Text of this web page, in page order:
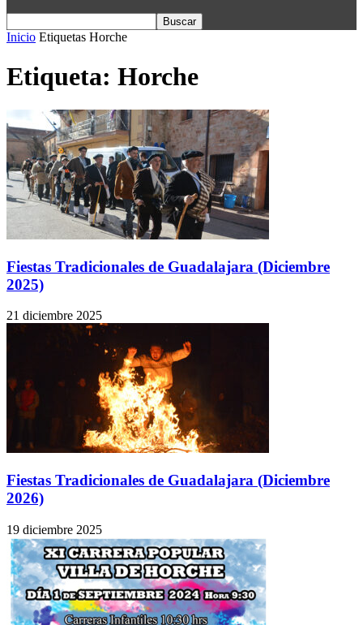
Inicio Etiquetas Horche
Etiqueta: Horche
Fiestas Tradicionales de Guadalajara (Diciembre
2025)
21 diciembre 2025
Fiestas Tradicionales de Guadalajara (Diciembre
2026)
19 diciembre 2025